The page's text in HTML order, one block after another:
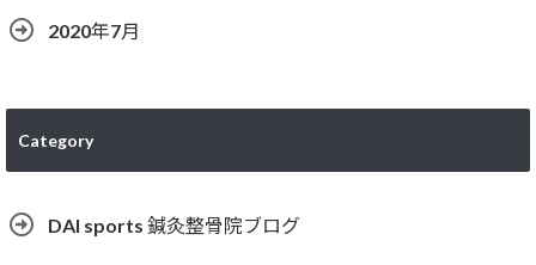
2020年7月
Category
DAI sports 鍼灸整骨院ブログ